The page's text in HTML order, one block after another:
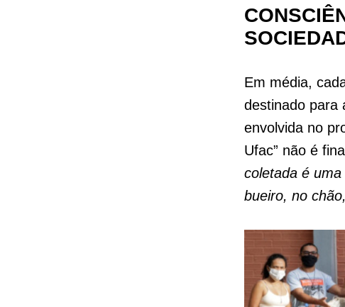
Em média,
destinado para
envolvida no
Ufac” não é
coletada é
bueiro, no